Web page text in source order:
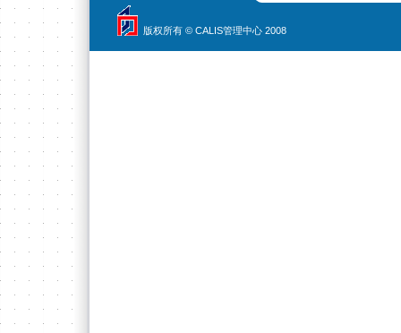
版权所有 © CALIS管理中心 2008